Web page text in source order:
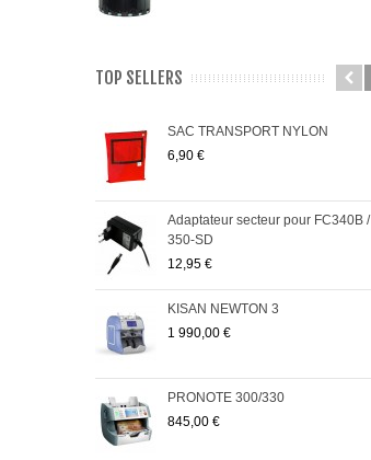
TOP SELLERS
SAC TRANSPORT NYLON
6,90 €
Adaptateur secteur pour FC340B /
350-SD
12,95 €
KISAN NEWTON 3
1 990,00 €
PRONOTE 300/330
845,00 €